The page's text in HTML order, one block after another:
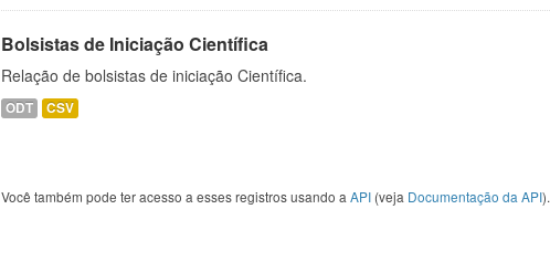
Bolsistas de Iniciação Científica
Relação de bolsistas de iniciação Científica.
ODT CSV
Você também pode ter acesso a esses registros usando a API (veja Documentação da API).